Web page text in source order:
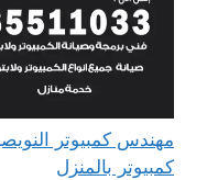
كمبيوتر بالمنزل